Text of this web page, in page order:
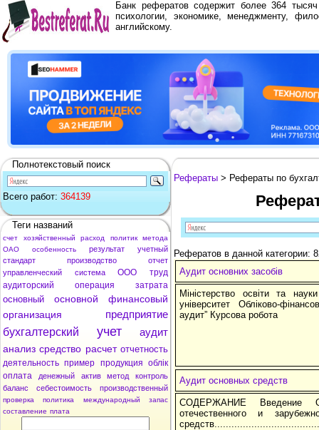
Банк рефератов содержит более 364
психологии, экономике, менеджменту,
английскому.
Полнотекстовый поиск
Всего работ: 364139
Теги названий
счет хозяйственный расход политик
метода
ОАО
особенность результат
учетный
стандарт
производство
отчет
управленческий
система ООО
труд
аудиторский
операция затрата
основный основной
финансовый
организация
предприятие
бухгалтерский
учет аудит
анализ средство расчет отчетность
деятельность пример продукция облік
оплата
денежный актив метод
контроль
баланс
себестоимость производственный
проверка политика международный
запас
составление плата
Рефераты > Рефераты по
Рефератов в данной категории:
Аудит основних засобів
Міністерство освіти та
університет Обліково-
аудит” Курсова робота
Аудит основных средств
СОДЕРЖАНИЕ Введение
отечественного и